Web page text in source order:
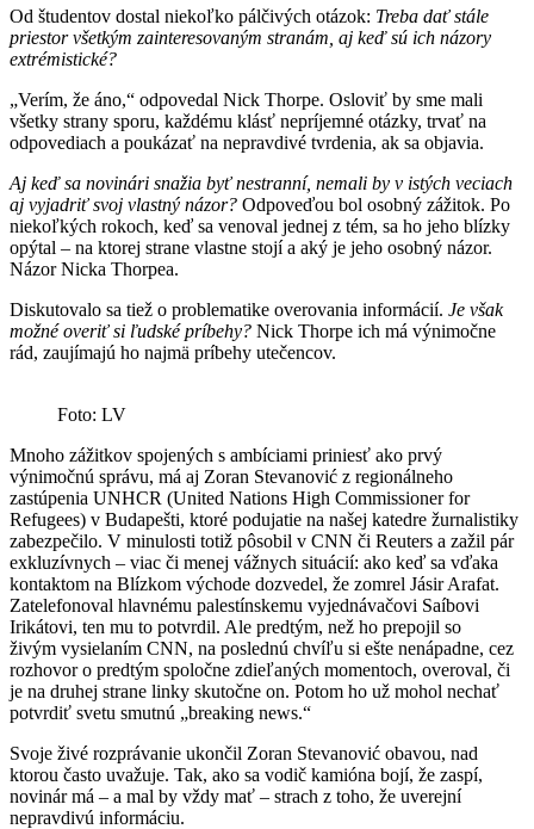
Od študentov dostal niekoľko pálčivých otázok: Treba dať stále
priestor všetkým zainteresovaným stranám, aj keď sú ich názory
extrémistické?
„Verím, že áno,“ odpovedal Nick Thorpe. Osloviť by sme mali
všetky strany sporu, každému klásť nepríjemné otázky, trvať na
odpovediach a poukázať na nepravdivé tvrdenia, ak sa objavia.
Aj keď sa novinári snažia byť nestranní, nemali by v istých veciach
aj vyjadriť svoj vlastný názor? Odpoveďou bol osobný zážitok. Po
niekoľkých rokoch, keď sa venoval jednej z tém, sa ho jeho blízky
opýtal – na ktorej strane vlastne stojí a aký je jeho osobný názor.
Názor Nicka Thorpea.
Diskutovalo sa tiež o problematike overovania informácií. Je však
možné overiť si ľudské príbehy? Nick Thorpe ich má výnimočne
rád, zaujímajú ho najmä príbehy utečencov.
Foto: LV
Mnoho zážitkov spojených s ambíciami priniesť ako prvý
výnimočnú správu, má aj Zoran Stevanović z regionálneho
zastúpenia UNHCR (United Nations High Commissioner for
Refugees) v Budapešti, ktoré podujatie na našej katedre žurnalistiky
zabezpečilo. V minulosti totiž pôsobil v CNN či Reuters a zažil pár
exkluzívnych – viac či menej vážnych situácií: ako keď sa vďaka
kontaktom na Blízkom východe dozvedel, že zomrel Jásir Arafat.
Zatelefonoval hlavnému palestínskemu vyjednávačovi Saíbovi
Irikátovi, ten mu to potvrdil. Ale predtým, než ho prepojil so
živým vysielaním CNN, na poslednú chvíľu si ešte nenápadne, cez
rozhovor o predtým spoločne zdieľaných momentoch, overoval, či
je na druhej strane linky skutočne on. Potom ho už mohol nechať
potvrdiť svetu smutnú „breaking news.“
Svoje živé rozprávanie ukončil Zoran Stevanović obavou, nad
ktorou často uvažuje. Tak, ako sa vodič kamióna bojí, že zaspí,
novinár má – a mal by vždy mať – strach z toho, že uverejní
nepravdivú informáciu.